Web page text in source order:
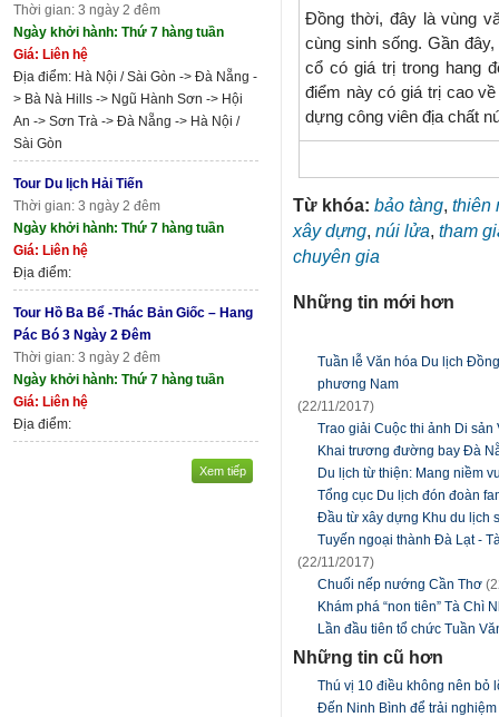
Thời gian: 3 ngày 2 đêm
Ngày khởi hành: Thứ 7 hàng tuần
Giá: Liên hệ
Địa điểm: Hà Nội / Sài Gòn -> Đà Nẵng -
> Bà Nà Hills -> Ngũ Hành Sơn -> Hội
An -> Sơn Trà -> Đà Nẵng -> Hà Nội /
Sài Gòn
Tour Du lịch Hải Tiến
Thời gian: 3 ngày 2 đêm
Ngày khởi hành: Thứ 7 hàng tuần
Giá: Liên hệ
Địa điểm:
Tour Hồ Ba Bể -Thác Bản Giốc – Hang
Pác Bó 3 Ngày 2 Đêm
Thời gian: 3 ngày 2 đêm
Ngày khởi hành: Thứ 7 hàng tuần
Giá: Liên hệ
Địa điểm:
Xem tiếp
Đồng thời, đây là vùng
cùng sinh sống. Gần
cổ có giá trị trong hang
điểm này có giá trị cao
dựng công viên địa chất
Từ khóa: bảo tàng, thiên
xây dựng, núi lửa, tham
chuyên gia
Những tin mới hơn
Tuần lễ Văn hóa Du lịch
phương Nam
(22/11/2017)
Trao giải Cuộc thi ảnh Di sản
Khai trương đường bay Đà
Du lịch từ thiện: Mang niềm
Tổng cục Du lịch đón đoàn
Đầu từ xây dựng Khu du lịch
Tuyến ngoại thành Đà Lạt -
(22/11/2017)
Chuối nếp nướng Cần Thơ
Khám phá “non tiên” Tà Chì
Lần đầu tiên tổ chức Tuần
Những tin cũ hơn
Thú vị 10 điều không nên bỏ
Đến Ninh Bình để trải